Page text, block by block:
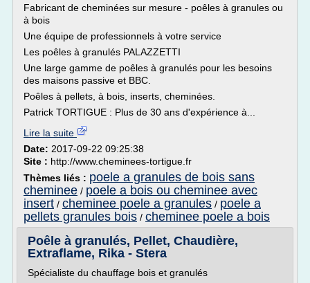
Fabricant de cheminées sur mesure - poêles à granules ou
à bois
Une équipe de professionnels à votre service
Les poêles à granulés PALAZZETTI
Une large gamme de poêles à granulés pour les besoins
des maisons passive et BBC.
Poêles à pellets, à bois, inserts, cheminées.
Patrick TORTIGUE : Plus de 30 ans d'expérience à...
Lire la suite
Date: 2017-09-22 09:25:38
Site : http://www.cheminees-tortigue.fr
Thèmes liés : poele a granules de bois sans
cheminee / poele a bois ou cheminee avec
insert / cheminee poele a granules / poele a
pellets granules bois / cheminee poele a bois
Poêle à granulés, Pellet, Chaudière,
Extraflame, Rika - Stera
Spécialiste du chauffage bois et granulés